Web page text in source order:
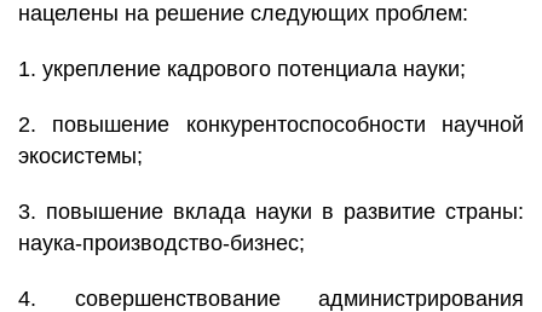
нацелены на решение следующих проблем:
1. укрепление кадрового потенциала науки;
2. повышение конкурентоспособности научной
экосистемы;
3. повышение вклада науки в развитие страны:
наука-производство-бизнес;
4. совершенствование администрирования